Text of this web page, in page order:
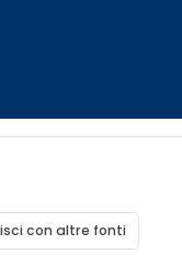
con altre fonti